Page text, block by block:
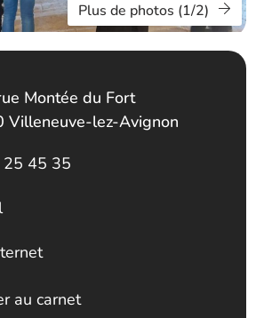
Plus de photos (1/2)
Montée du Fort
Villeneuve-lez-Avignon
45 35
au carnet